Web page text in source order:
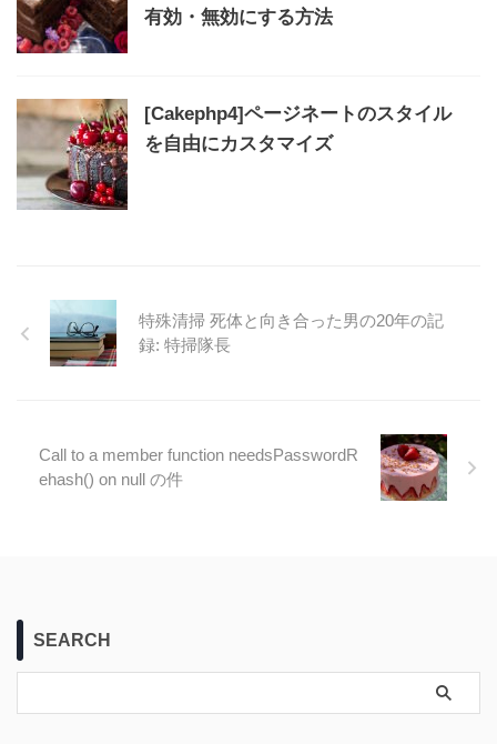
有効・無効にする方法
[Cakephp4]ページネートのスタイル
を自由にカスタマイズ
特殊清掃 死体と向き合った男の20年の記
録: 特掃隊長
Call to a member function needsPasswordR
ehash() on null の件
SEARCH